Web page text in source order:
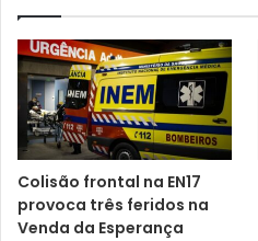
Colisão frontal na EN17
provoca três feridos na
Venda da Esperança